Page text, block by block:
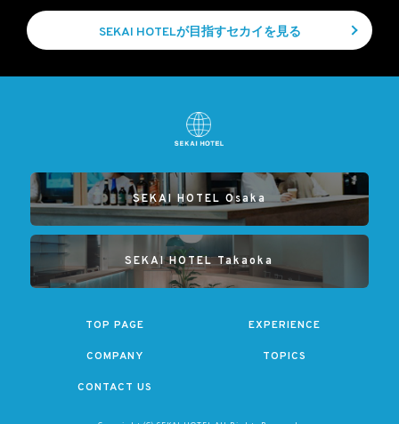
SEKAI HOTELが目指すセカイを見る
SEKAI HOTEL Osaka
SEKAI HOTEL Takaoka
TOP PAGE EXPERIENCE
COMPANY TOPICS
CONTACT US